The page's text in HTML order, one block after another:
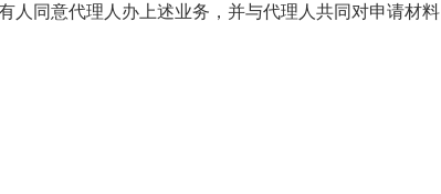
人同意代理人办上述业务，并与代理人共同对申请材料